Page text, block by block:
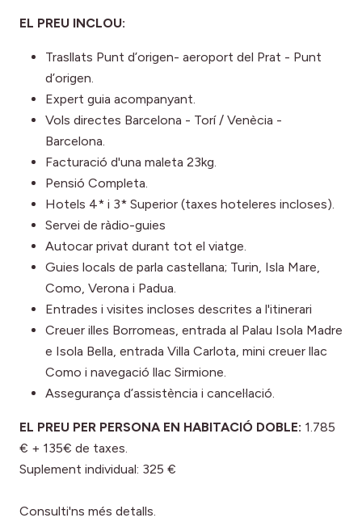
EL PREU INCLOU:
Trasllats Punt d’origen- aeroport del Prat - Punt
d’origen.
Expert guia acompanyant.
Vols directes Barcelona - Torí / Venècia -
Barcelona.
Facturació d'una maleta 23kg.
Pensió Completa.
Hotels 4* i 3* Superior (taxes hoteleres incloses).
Servei de ràdio-guies
Autocar privat durant tot el viatge.
Guies locals de parla castellana; Turin, Isla Mare,
Como, Verona i Padua.
Entrades i visites incloses descrites a l'itinerari
Creuer illes Borromeas, entrada al Palau Isola Madre
e Isola Bella, entrada Villa Carlota, mini creuer llac
Como i navegació llac Sirmione.
Assegurança d’assistència i cancel·lació.
EL PREU PER PERSONA EN HABITACIÓ DOBLE: 1.785
€ + 135€ de taxes.
Suplement individual: 325 €
Consulti'ns més detalls.